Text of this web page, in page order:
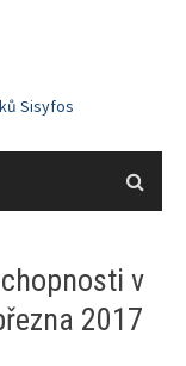
Sisyfos
v
2017